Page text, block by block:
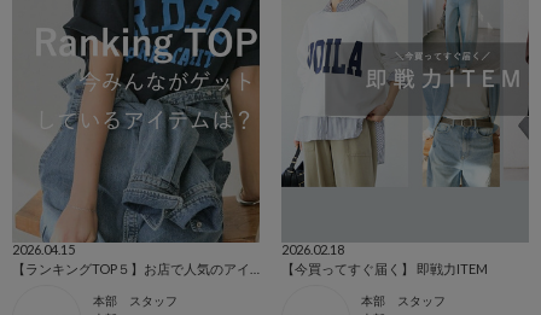
2026.04.15
本部 スタッフ
2026.02.18
【今買ってすぐ届く】 即戦力ITEM
本部 スタッフ